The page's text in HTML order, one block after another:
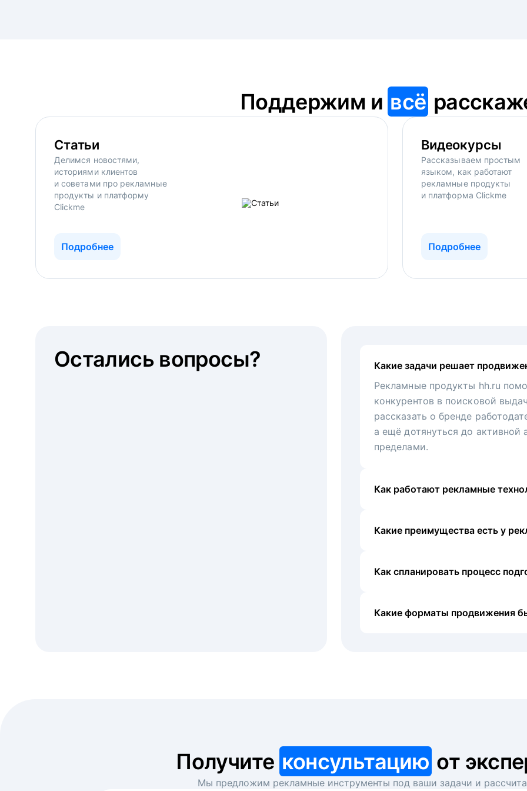
Поддержим и всё
Статьи
Делимся новостями,
историями клиентов
и советами про рекламные
продукты и платформу
Clickme
Подробнее
Видеокурсы
Рассказываем простым
языком, как работают
рекламные продукты
и платформа Clickme
Подробнее
Какие задачи решает
Рекламные продукты hh.ru
конкурентов в поисковой
рассказать о бренде
а ещё дотянуться до активной
пределами.
Как работают рекламные
Какие преимущества есть у
Как спланировать процесс
Какие форматы продвижения
Остались вопросы?
Получите консультацию от
Мы предложим рекламные инструменты под ваши задачи и